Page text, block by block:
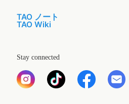
TAO ノート
TAO Wiki
Stay connected